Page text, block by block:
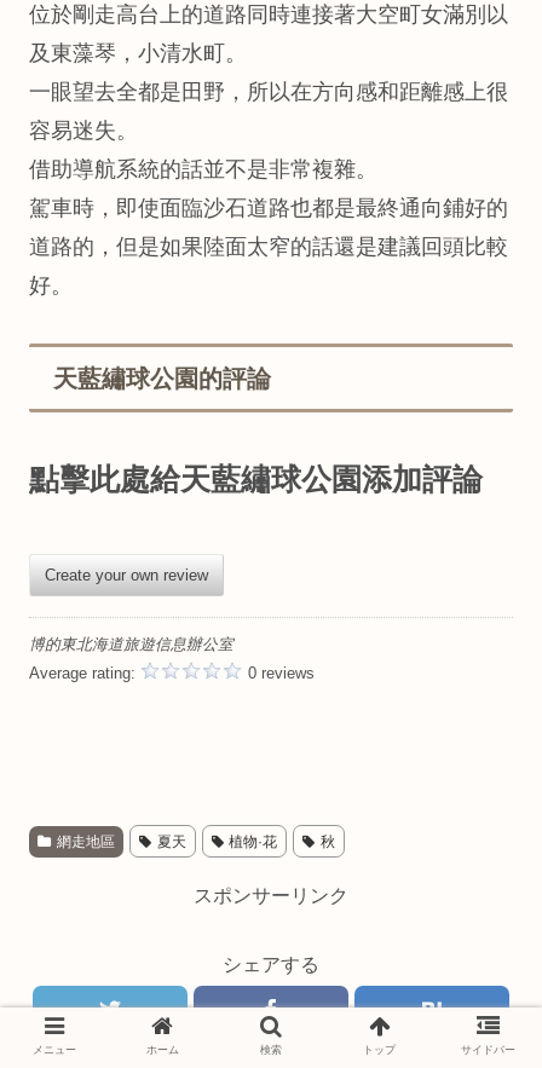
位於剛走高台上的道路同時連接著大空町女滿別以
及東藻琴，小清水町。
一眼望去全都是田野，所以在方向感和距離感上很
容易迷失。
借助導航系統的話並不是非常複雜。
駕車時，即使面臨沙石道路也都是最終通向鋪好的
道路的，但是如果陸面太窄的話還是建議回頭比較
好。
天藍繡球公園的評論
點擊此處給天藍繡球公園添加評論
Create your own review
博的東北海道旅遊信息辦公室
Average rating:
0 reviews
網走地區 夏天 植物·花 秋
スポンサーリンク
シェアする
メニュー ホーム 検索 トップ サイドバー